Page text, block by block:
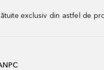
exclusiv din astfel de